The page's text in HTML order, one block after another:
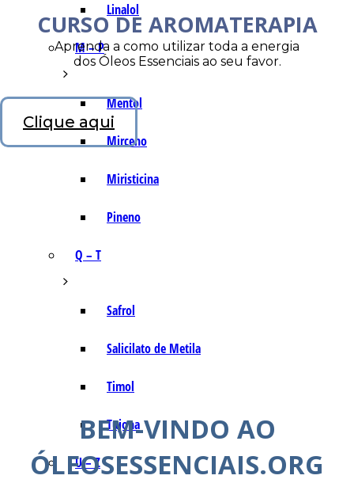
Linalol
M – P
Mentol
Mirceno
Miristicina
Pineno
Q – T
Safrol
Salicilato de Metila
Timol
Tujona
U – Z
CURSO DE AROMATERAPIA
Aprenda a como utilizar toda a energia
dos Óleos Essenciais ao seu favor.
Clique aqui
BEM-VINDO AO
ÓLEOSESSENCIAIS.ORG